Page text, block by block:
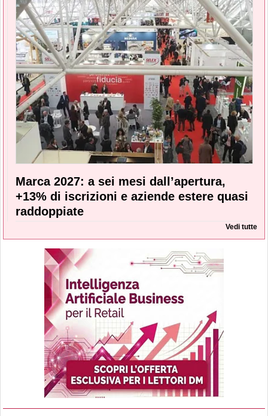
Marca 2027: a sei mesi dall’apertura,
+13% di iscrizioni e aziende estere quasi
raddoppiate
Vedi tutte